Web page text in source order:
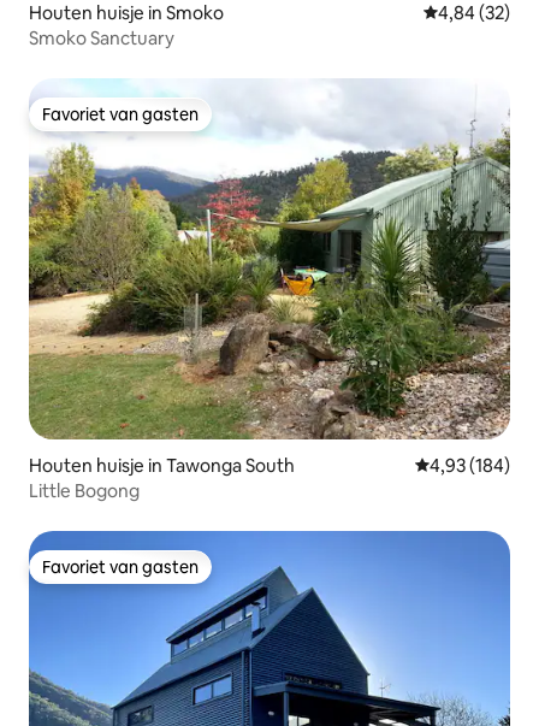
Houten huisje in Smoko Gemiddelde
4,84 (32)
Smoko Sanctuary
Favoriet van gasten
Favoriet van gasten
Houten huisje in Tawonga South Gemiddelde
4,93 (184)
Little Bogong
Favoriet van gasten
Favoriet van gasten